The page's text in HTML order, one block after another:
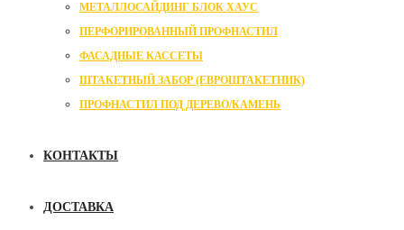
МЕТАЛЛОСАЙДИНГ БЛОК ХАУС
ПЕРФОРИРОВАННЫЙ ПРОФНАСТИЛ
ФАСАДНЫЕ КАССЕТЫ
ШТАКЕТНЫЙ ЗАБОР (ЕВРОШТАКЕТНИК)
ПРОФНАСТИЛ ПОД ДЕРЕВО/КАМЕНЬ
КОНТАКТЫ
ДОСТАВКА